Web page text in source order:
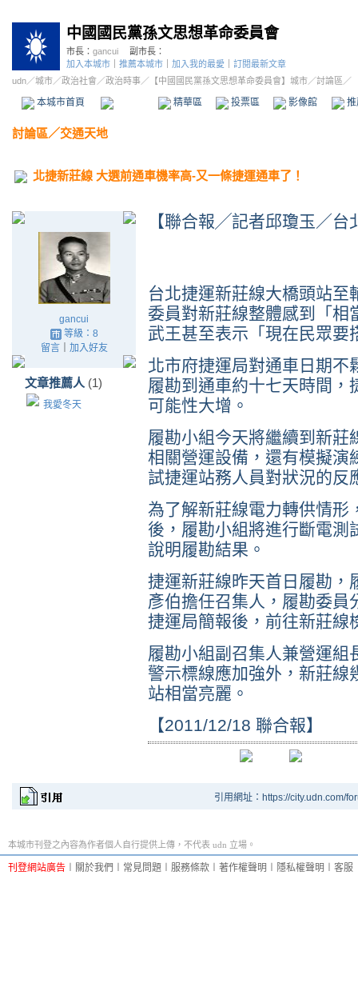
中國國民黨孫文思想革命委員會
市長： gancui
副市長：
加入本城市
推薦本城市 加入我的最愛
訂閱最新文章
udn／城市／政治社會 ／政治時事／ 【中國國民黨孫文思想革命委員會】城市／討論區／
本城市首頁 精華區 投票區 影像館
討論區／交通天地
北捷新莊線 大選前通車機率高-又一條捷運通車了！
gancui
等級：8
留言｜ 加入好友
文章推薦人 (1)
我愛冬天
【聯合報╱記者邱瓊玉／台
台北捷運新莊線大橋頭站至
委員對新莊線整體感到「相
武王甚至表示「現在民眾要
北市府捷運局對通車日期不
履勘到通車約十七天時間，
可能性大增。
履勘小組今天將繼續到新莊
相關營運設備，還有模擬演
試捷運站務人員對狀況的反
為了解新莊線電力轉供情形
後，履勘小組將進行斷電測
說明履勘結果。
捷運新莊線昨天首日履勘，
彥伯擔任召集人，履勘委員
捷運局簡報後，前往新莊線
履勘小組副召集人兼營運組
警示標線應加強外，新莊線
站相當亮麗。
【2011/12/18 聯合報】
引用網址：https://city.udn.com/
本城市刊登之內容為作者個人自行提供上傳，不代表 udn 立場。
刊登網站廣告 關於我們 常見問題 服務條款 著作權聲明 隱私權聲明 客服